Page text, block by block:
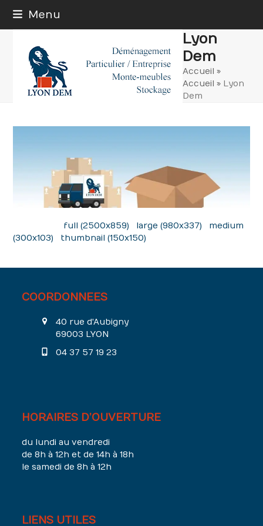
content
Menu
Lyon
Dem
Accueil »
Accueil » Lyon
Dem
:full (2500x859) large (980x337)
medium
(300x103)
thumbnail (150x150)
COORDONNEES
40 rue d'Aubigny
69003 LYON
04 37 57 19 23
HORAIRES D’OUVERTURE
du lundi au vendredi
de 8h à 12h et de 14h à 18h
le samedi de 8h à 12h
LIENS UTILES